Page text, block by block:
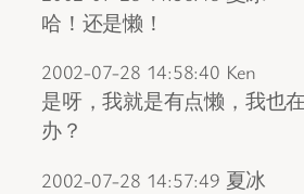
哈！还是懒！
2002-07-28 14:58:40 Ken
是呀，我就是有点懒，我也
办？
2002-07-28 14:57:49 夏冰